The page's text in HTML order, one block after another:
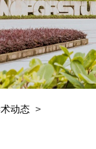
动态 >